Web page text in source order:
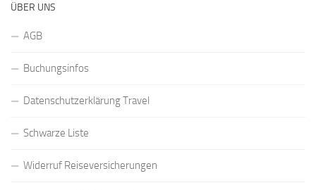
ÜBER UNS
AGB
Buchungsinfos
Datenschutzerklärung Travel
Schwarze Liste
Widerruf Reiseversicherungen